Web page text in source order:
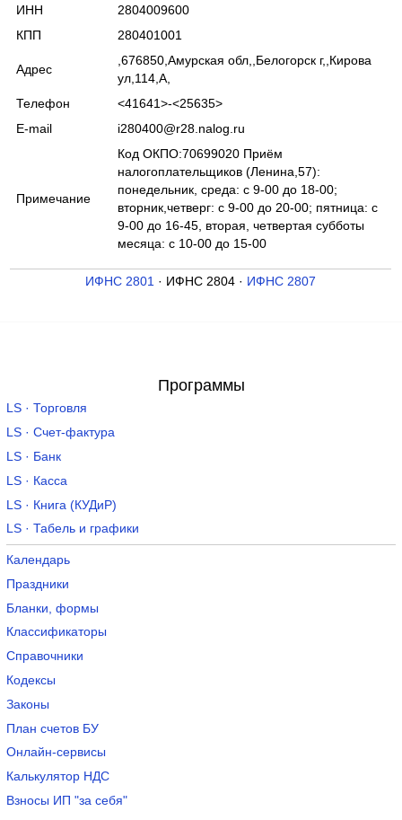
ИНН
2804009600
КПП
280401001
Адрес
,676850,Амурская обл,,Белогорск г,,Кирова
ул,114,А,
Телефон
<41641>-<25635>
E-mail
i280400@r28.nalog.ru
Примечание
Код ОКПО:70699020 Приём
налогоплательщиков (Ленина,57):
понедельник, среда: с 9-00 до 18-00;
вторник,четверг: c 9-00 до 20-00; пятница: с
9-00 до 16-45, вторая, четвертая субботы
месяца: с 10-00 до 15-00
ИФНС 2801 · ИФНС 2804 · ИФНС 2807
Программы
LS · Торговля
LS · Счет-фактура
LS · Банк
LS · Касса
LS · Книга (КУДиР)
LS · Табель и графики
Календарь
Праздники
Бланки, формы
Классификаторы
Справочники
Кодексы
Законы
План счетов БУ
Онлайн-сервисы
Калькулятор НДС
Взносы ИП "за себя"